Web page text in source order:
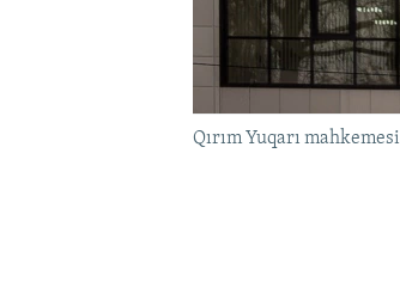
Qırım Yuqarı mahkemesi